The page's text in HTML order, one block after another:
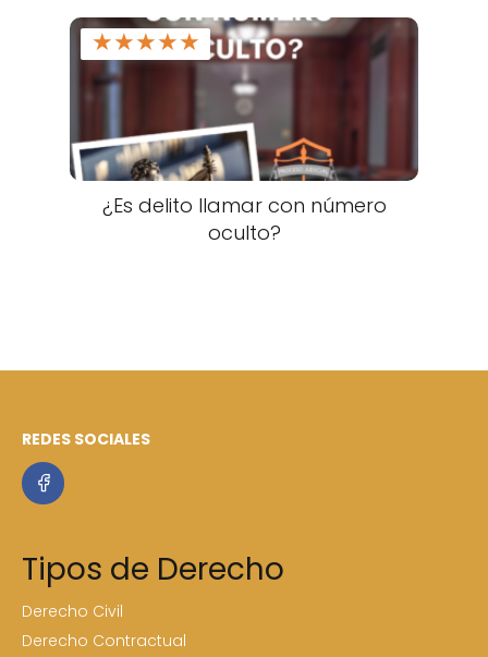
★★★★★
¿Es delito llamar con número
oculto?
REDES SOCIALES
Tipos de Derecho
Derecho Civil
Derecho Contractual